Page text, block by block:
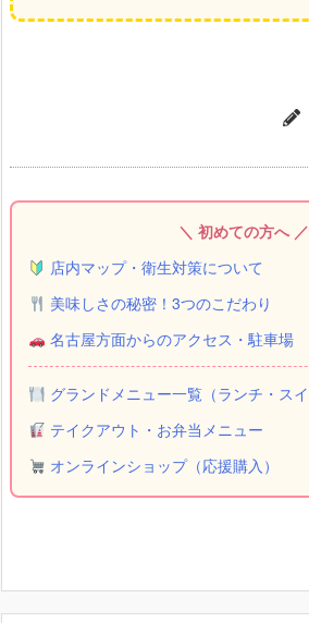
＼ 初めての方へ ／
店内マップ・衛生対策について
美味しさの秘密！3つのこだわり
名古屋方面からのアクセス・駐車場
グランドメニュー一覧（ランチ・スイ
テイクアウト・お弁当メニュー
オンラインショップ（応援購入）